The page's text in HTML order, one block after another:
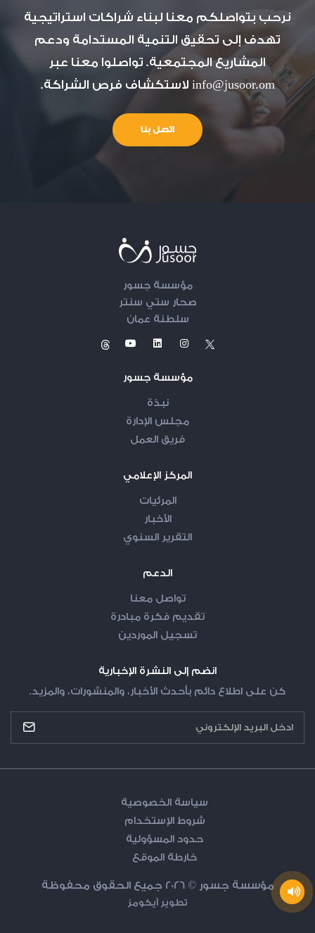
نرحب بتواصلكم معنا لبناء شراكات استراتيجية
تهدف إلى تحقيق التنمية المستدامة ودعم
المشاريع المجتمعية. تواصلوا معنا عبر
info@jusoor.om لاستكشاف فرص الشراكة.
اتصل بنا
مؤسسة جسور
صحار ستي سنتر
سلطنة عمان
مؤسسة جسور
نبذة
مجلس الإدارة
فريق العمل
المركز الإعلامي
المرئيات
الأخبار
التقرير السنوي
الدعم
تواصل معنا
تقديم فكرة مبادرة
تسجيل الموردين
انضم إلى النشرة الإخبارية
كن على اطلاع دائم بأحدث الأخبار، والمنشورات، والمزيد.
forms.enter_email_newsletter
Recaptcha
سياسة الخصوصية
شروط الإستخدام
حدود المسؤولية
خارطة الموقع
مؤسسة جسور © 2026 جميع الحقوق محفوظة
تطوير آيكومز